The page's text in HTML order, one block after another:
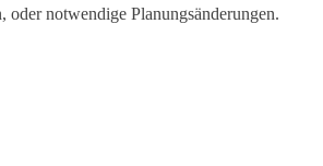
oder ​notwendige Planungsänderungen.